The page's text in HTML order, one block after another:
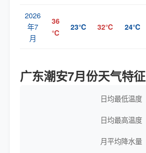
2026
年7
月
36
℃
23℃ 32℃ 24℃
广东潮安7月份天气特征
日均最低温度
日均最高温度
月平均降水量